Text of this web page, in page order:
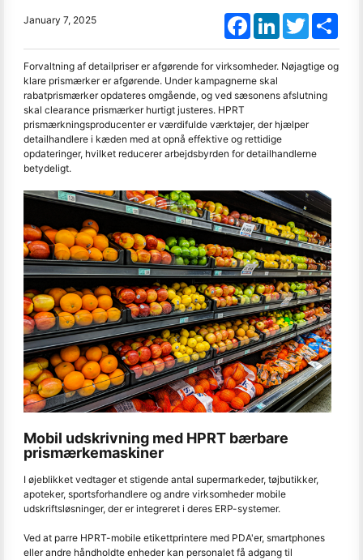
January 7, 2025 FacebookLinkedInTwitter
Forvaltning af detailpriser er afgørende for virksomheder. Nøjagtige og
klare prismærker er afgørende. Under kampagnerne skal
rabatprismærker opdateres omgående, og ved sæsonens afslutning
skal clearance prismærker hurtigt justeres. HPRT
prismærkningsproducenter er værdifulde værktøjer, der hjælper
detailhandlere i kæden med at opnå effektive og rettidige
opdateringer, hvilket reducerer arbejdsbyrden for detailhandlerne
betydeligt.
Mobil udskrivning med HPRT bærbare
prismærkemaskiner
I øjeblikket vedtager et stigende antal supermarkeder, tøjbutikker,
apoteker, sportsforhandlere og andre virksomheder mobile
udskriftsløsninger, der er integreret i deres ERP-systemer.
Ved at parre HPRT-mobile etikettprintere med PDA'er, smartphones
eller andre håndholdte enheder kan personalet få adgang til